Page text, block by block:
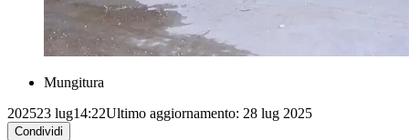
Mungitura
202523 lug14:22Ultimo aggiornamento: 28 lug 2025
Condividi